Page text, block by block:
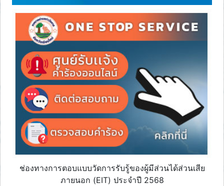
ช่องทางการตอบแบบวัดการรับรู้ของผู้มีส่วนได้ส่วนเสีย
ภายนอก (EIT) ประจำปี 2568